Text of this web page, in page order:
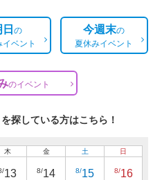
の
ベント
今週末の
夏休みイベント
のイベント
探している方はこちら！
木
13
金
8/14
土
8/15
日
8/16